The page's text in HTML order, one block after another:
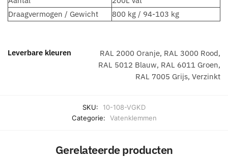
Draagvermogen / Gewicht
800 kg / 94-103 kg
Leverbare kleuren
RAL 2000 Oranje, RAL 3000 Rood,
RAL 5012 Blauw, RAL 6011 Groen,
RAL 7005 Grijs, Verzinkt
SKU:
10-108-VGKD
Categorie:
Vatenklemmen
Gerelateerde producten